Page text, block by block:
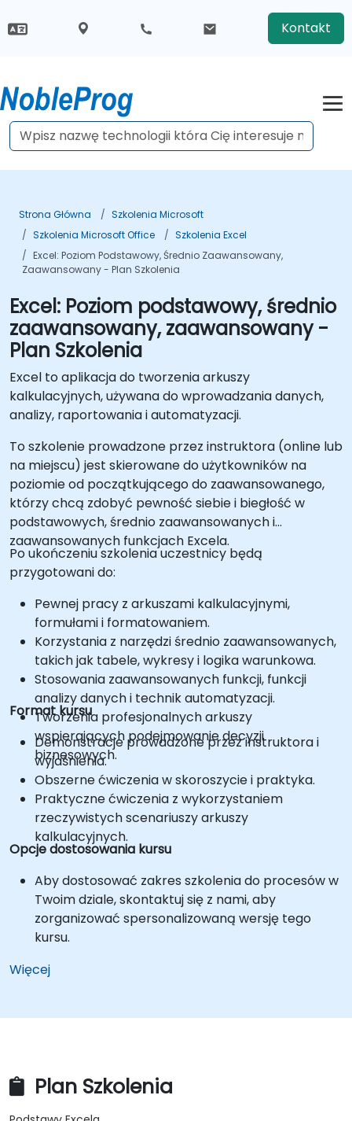
Kontakt
Strona Główna
Szkolenia Microsoft
Szkolenia Microsoft Office
Szkolenia Excel
Excel: Poziom Podstawowy, Średnio Zaawansowany,
Zaawansowany - Plan Szkolenia
Excel: Poziom podstawowy, średnio
zaawansowany, zaawansowany -
Plan Szkolenia
Excel to aplikacja do tworzenia arkuszy
kalkulacyjnych, używana do wprowadzania danych,
analizy, raportowania i automatyzacji.
To szkolenie prowadzone przez instruktora (online lub
na miejscu) jest skierowane do użytkowników na
poziomie od początkującego do zaawansowanego,
którzy chcą zdobyć pewność siebie i biegłość w
podstawowych, średnio zaawansowanych i
zaawansowanych funkcjach Excela.
Po ukończeniu szkolenia uczestnicy będą
przygotowani do:
Pewnej pracy z arkuszami kalkulacyjnymi,
formułami i formatowaniem.
Korzystania z narzędzi średnio zaawansowanych,
takich jak tabele, wykresy i logika warunkowa.
Stosowania zaawansowanych funkcji, funkcji
analizy danych i technik automatyzacji.
Tworzenia profesjonalnych arkuszy
wspierających podejmowanie decyzji
biznesowych.
Format kursu
Demonstracje prowadzone przez instruktora i
wyjaśnienia.
Obszerne ćwiczenia w skoroszycie i praktyka.
Praktyczne ćwiczenia z wykorzystaniem
rzeczywistych scenariuszy arkuszy
kalkulacyjnych.
Opcje dostosowania kursu
Aby dostosować zakres szkolenia do procesów w
Twoim dziale, skontaktuj się z nami, aby
zorganizować spersonalizowaną wersję tego
kursu.
Więcej
Plan Szkolenia